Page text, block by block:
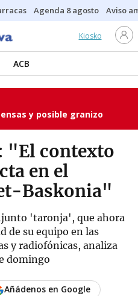
Agenda 8 agosto Aviso
Kiosko
ACB
y posible granizo
"El contexto
en el
Baskonia"
'taronja', que ahora
de su equipo en las
y radiofónicas, analiza
domingo
Añádenos en Google